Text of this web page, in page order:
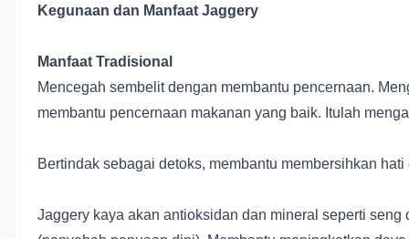
Kegunaan dan Manfaat Jaggery
Manfaat Tradisional
Mencegah sembelit dengan membantu pencernaan.
membantu pencernaan makanan yang baik. Itulah
Bertindak sebagai detoks, membantu membersihkan
Jaggery kaya akan antioksidan dan mineral seperti